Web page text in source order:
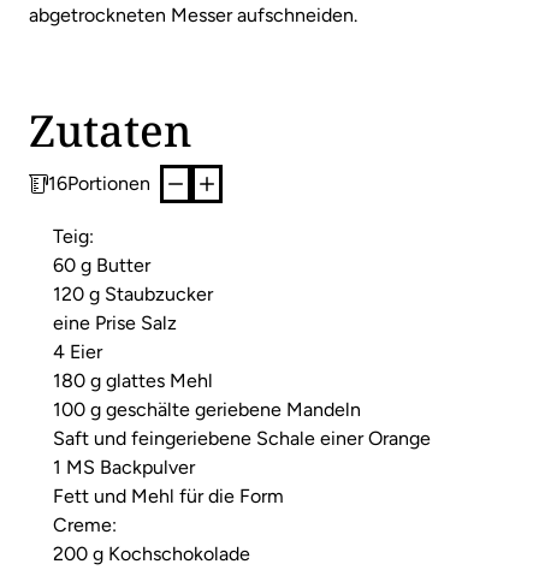
abgetrockneten Messer aufschneiden.
Zutaten
16Portionen
Teig:
60 g Butter
120 g Staubzucker
eine Prise Salz
4 Eier
180 g glattes Mehl
100 g geschälte geriebene Mandeln
Saft und feingeriebene Schale einer Orange
1 MS Backpulver
Fett und Mehl für die Form
Creme:
200 g Kochschokolade